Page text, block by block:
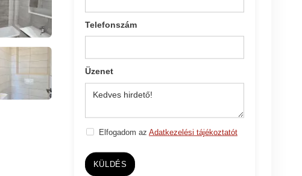
Telefonszám
Üzenet
Elfogadom az Adatkezelési tájékoztatót
KÜLDÉS